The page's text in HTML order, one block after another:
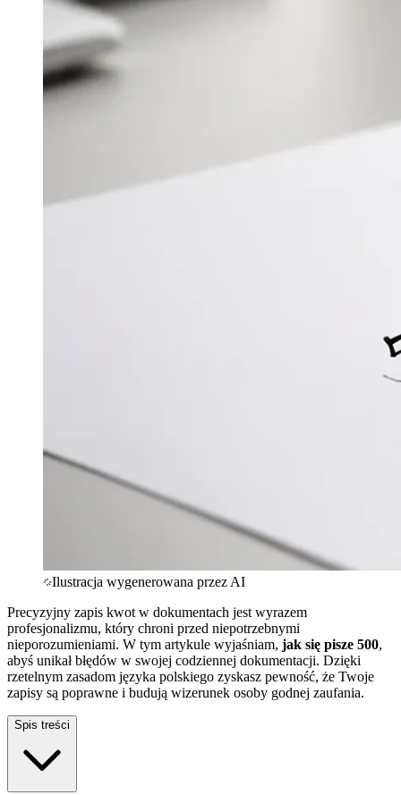
Ilustracja wygenerowana przez AI
Precyzyjny zapis kwot w dokumentach jest wyrazem
profesjonalizmu, który chroni przed niepotrzebnymi
nieporozumieniami. W tym artykule wyjaśniam, jak się pisze 500,
abyś unikał błędów w swojej codziennej dokumentacji. Dzięki
rzetelnym zasadom języka polskiego zyskasz pewność, że Twoje
zapisy są poprawne i budują wizerunek osoby godnej zaufania.
Spis treści